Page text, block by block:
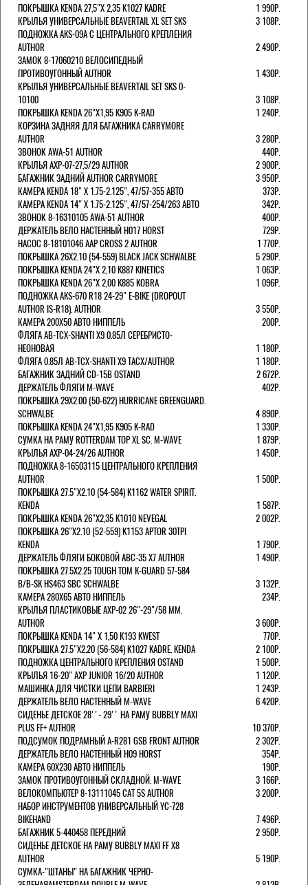
ПОКРЫШКА KENDA 27,5"Х 2,35 K1027 KADRE
1 990Р.
КРЫЛЬЯ УНИВЕРСАЛЬНЫЕ BEAVERTAIL XL SET SKS
3 108Р.
ПОДНОЖКА AKS-09A C ЦЕНТРАЛЬНОГО КРЕПЛЕНИЯ
AUTHOR
2 490Р.
ЗАМОК 8-17060210 ВЕЛОСИПЕДНЫЙ
ПРОТИВОУГОННЫЙ AUTHOR
1 430Р.
КРЫЛЬЯ УНИВЕРСАЛЬНЫЕ BEAVERTAIL SET SKS 0-
10100
3 108Р.
ПОКРЫШКА KENDA 26"Х1,95 K905 K-RAD
1 240Р.
КОРЗИНА ЗАДНЯЯ ДЛЯ БАГАЖНИКА CARRYMORE
AUTHOR
3 280Р.
ЗВОНОК AWA-51 AUTHOR
440Р.
КРЫЛЬЯ AXP-07-27,5/29 AUTHOR
2 900Р.
БАГАЖНИК ЗАДНИЙ AUTHOR CARRYMORE
3 950Р.
КАМЕРА KENDA 18" Х 1.75-2.125", 47/57-355 АВТО
373Р.
КАМЕРА KENDA 14" Х 1.75-2.125", 47/57-254/263 АВТО
342Р.
ЗВОНОК 8-16310105 AWA-51 AUTHOR
400Р.
ДЕРЖАТЕЛЬ ВЕЛО НАСТЕННЫЙ H017 HORST
729Р.
НАСОС 8-18101046 AAP CROSS 2 AUTHOR
1 770Р.
ПОКРЫШКА 26X2.10 (54-559) BLACK JACK SCHWALBE
5 290Р.
ПОКРЫШКА KENDA 24"Х 2,10 K887 KINETICS
1 063Р.
ПОКРЫШКА KENDA 26"Х 2,00 K885 KOBRA
1 096Р.
ПОДНОЖКА AKS-670 R18 24-29" E-BIKE (DROPOUT
AUTHOR IS-R18). AUTHOR
3 550Р.
КАМЕРА 200Х50 АВТО НИППЕЛЬ
200Р.
ФЛЯГА AB-TCX-SHANTI X9 0.85Л СЕРЕБРИСТО-
НЕОНОВАЯ
1 180Р.
ФЛЯГА 0.85Л AB-TCX-SHANTI X9 TACX/AUTHOR
1 180Р.
БАГАЖНИК ЗАДНИЙ CD-15B OSTAND
2 672Р.
ДЕРЖАТЕЛЬ ФЛЯГИ M-WAVE
402Р.
ПОКРЫШКА 29X2.00 (50-622) HURRICANE GREENGUARD.
SCHWALBE
4 890Р.
ПОКРЫШКА KENDA 24"Х1,95 K905 K-RAD
1 330Р.
СУМКА НА РАМУ ROTTERDAM TOP XL SC. M-WAVE
1 879Р.
КРЫЛЬЯ AXP-04-24/26 AUTHOR
1 450Р.
ПОДНОЖКА 8-16503115 ЦЕНТРАЛЬНОГО КРЕПЛЕНИЯ
AUTHOR
1 500Р.
ПОКРЫШКА 27.5"Х2.10 (54-584) K1162 WATER SPIRIT.
KENDA
1 587Р.
ПОКРЫШКА KENDA 26"Х2,35 K1010 NEVEGAL
2 002Р.
ПОКРЫШКА 26"Х2.10 (52-559) K1153 APTOR 30TPI
KENDA
1 790Р.
ДЕРЖАТЕЛЬ ФЛЯГИ БОКОВОЙ ABC-35 X7 AUTHOR
1 490Р.
ПОКРЫШКА 27.5X2.25 TOUGH TOM K-GUARD 57-584
B/B-SK HS463 SBC SCHWALBE
3 132Р.
КАМЕРА 280Х65 АВТО НИППЕЛЬ
234Р.
КРЫЛЬЯ ПЛАСТИКОВЫЕ AXP-02 26"-29"/58 ММ.
AUTHOR
3 600Р.
ПОКРЫШКА KENDA 14" Х 1,50 K193 KWEST
770Р.
ПОКРЫШКА 27.5"Х2.20 (56-584) K1027 KADRE. KENDA
2 100Р.
ПОДНОЖКА ЦЕНТРАЛЬНОГО КРЕПЛЕНИЯ OSTAND
1 500Р.
КРЫЛЬЯ 16-20" AXP JUNIOR 16/20 AUTHOR
1 120Р.
МАШИНКА ДЛЯ ЧИСТКИ ЦЕПИ BARBIERI
1 243Р.
ДЕРЖАТЕЛЬ ВЕЛО НАСТЕННЫЙ M-WAVE
6 420Р.
СИДЕНЬЕ ДЕТСКОЕ 28''- 29'' НА РАМУ BUBBLY MAXI
PLUS FF+ AUTHOR
10 370Р.
ПОДСУМОК ПОДРАМНЫЙ A-R281 GSB FRONT AUTHOR
2 302Р.
ДЕРЖАТЕЛЬ ВЕЛО НАСТЕННЫЙ H09 HORST
354Р.
КАМЕРА 60X230 АВТО НИППЕЛЬ
190Р.
ЗАМОК ПРОТИВОУГОННЫЙ СКЛАДНОЙ. M-WAVE
3 166Р.
ВЕЛОКОМПЬЮТЕР 8-13111045 CAT 5S AUTHOR
3 200Р.
НАБОР ИНСТРУМЕНТОВ УНИВЕРСАЛЬНЫЙ YC-728
BIKEHAND
7 496Р.
БАГАЖНИК 5-440458 ПЕРЕДНИЙ
2 950Р.
СИДЕНЬЕ ДЕТСКОЕ НА РАМУ BUBBLY MAXI FF X8
AUTHOR
5 190Р.
СУМКА-"ШТАНЫ" НА БАГАЖНИК ЧЕРНО-